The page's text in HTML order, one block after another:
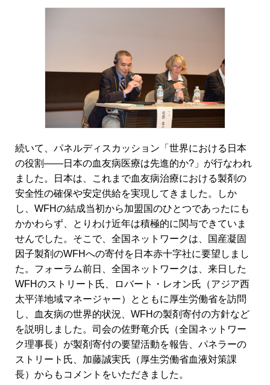
続いて、パネルディスカッション「世界における日本
の役割――日本の血友病医療は先進的か?」が行なわれ
ました。日本は、これまで血友病治療における製剤の
安全性の確保や安定供給を実現してきました。しか
し、WFHの結成当初から加盟国のひとつであったにも
かかわらず、とりわけ近年は積極的に関与できていま
せんでした。そこで、全国ネットワークは、国産凝固
因子製剤のWFHへの寄付を日本赤十字社に要望しまし
た。フォーラム前日、全国ネットワークは、来日した
WFHのストリート氏、ロバート・レオン氏（アジア西
太平洋地域マネージャー）とともに厚生労働省を訪問
し、血友病の世界的状況、WFHの製剤寄付の方針など
を説明しました。司会の佐野竜介氏（全国ネットワー
ク理事長）が製剤寄付の要望活動を報告、パネラーの
ストリート氏、加藤誠実氏（厚生労働省血液対策課
長）からもコメントをいただきました。